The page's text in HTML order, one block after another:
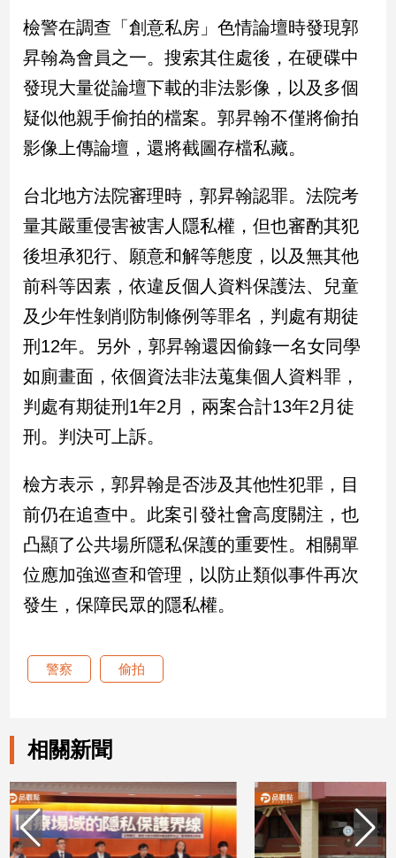
兩
岸/
國
際
會/
方
新
冠
病
專
區
南
台
觀
南
台
灣
觀
點
星
流
行/
時
尚
檢警在調查「創意私房」色情論壇時發現郭
昇翰為會員之一。搜索其住處後，在硬碟中
發現大量從論壇下載的非法影像，以及多個
疑似他親手偷拍的檔案。郭昇翰不僅將偷拍
影像上傳論壇，還將截圖存檔私藏。
台北地方法院審理時，郭昇翰認罪。法院考
量其嚴重侵害被害人隱私權，但也審酌其犯
後坦承犯行、願意和解等態度，以及無其他
前科等因素，依違反個人資料保護法、兒童
及少年性剝削防制條例等罪名，判處有期徒
刑12年。另外，郭昇翰還因偷錄一名女同學
如廁畫面，依個資法非法蒐集個人資料罪，
判處有期徒刑1年2月，兩案合計13年2月徒
刑。判決可上訴。
檢方表示，郭昇翰是否涉及其他性犯罪，目
前仍在追查中。此案引發社會高度關注，也
凸顯了公共場所隱私保護的重要性。相關單
位應加強巡查和管理，以防止類似事件再次
發生，保障民眾的隱私權。
警察 偷拍
相關新聞